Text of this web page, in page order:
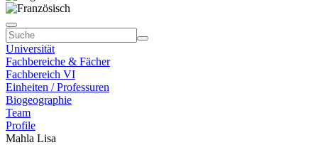
Universität
Fachbereiche & Fächer
Fachbereich VI
Einheiten / Professuren
Biogeographie
Team
Profile
Mahla Lisa